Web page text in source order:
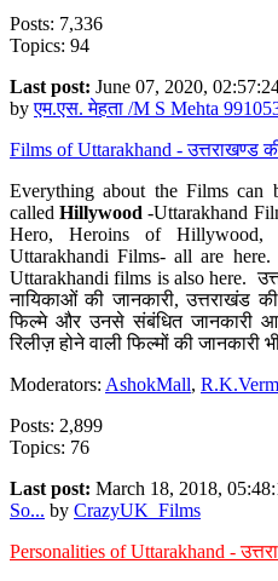
Posts: 7,336
Topics: 94
Last post: June 07, 2020,
byएम.एस. मेहता /M S Mehta
Films of Uttarakhand - उत्तराखण्ड
Everything about the Films can
calledHillywood-Uttarakhand
Hero, Heroins of Hillywood,
Uttarakhandi Films- all are
Uttarakhandi films is also here.
नायिकाओं की जानकारी, उत्तराखंड
फिल्मे और उनसे संबंधित जानकारी
रिलीज़ होने वाली फिल्मों की
Moderators: AshokMall,
Posts: 2,899
Topics: 76
Last post: March 18, 2018,
So... by CrazyUK_Films
Personalities of Uttarakhand -